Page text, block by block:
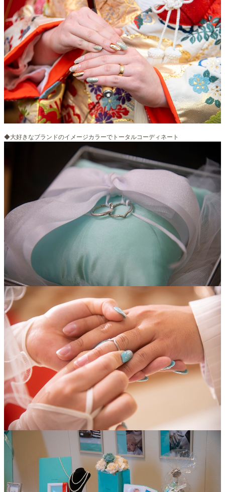
◆大好きなブランドのイメージカラーでトータルコーディネート